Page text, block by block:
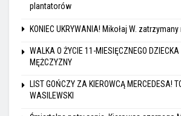
plantatorów
KONIEC UKRYWANIA! Mikołaj W.
WALKA O ŻYCIE 11-MIESIĘCZNEGO DZIECKA
MĘŻCZYZNY
LIST GOŃCZY ZA KIEROWCĄ MERCEDESA!
WASILEWSKI